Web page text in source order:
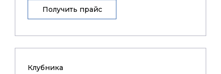
Получить прайс
Клубника